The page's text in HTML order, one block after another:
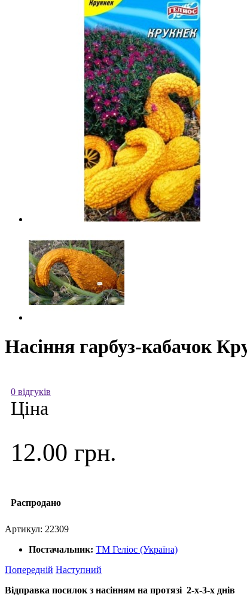
Насіння гарбуз-кабачок
0 відгуків
Ціна
12.00 грн.
Распродано
Артикул: 22309
Постачальник: ТМ Геліос (Україна)
Попередній Наступний
Відправка посилок з насінням на протязі 2-х-3-х днів